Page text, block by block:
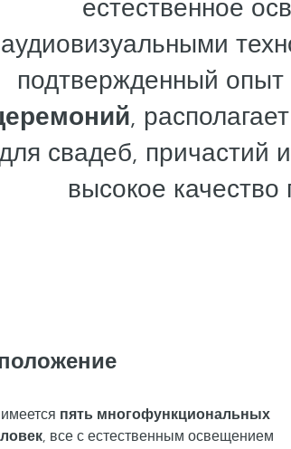
естественное
аудиовизуальными
подтвержденный опыт
,
свадеб, причастий
высокое качество
пять многофункциональных
, все с естественным освещением